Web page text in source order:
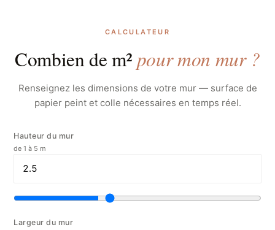
CALCULATEUR
Combien de m²pour mon mur ?
Renseignez les dimensions de votre mur — surface de
papier peint et colle nécessaires en temps réel.
Hauteur du mur
de 1 à 5 m
Largeur du mur